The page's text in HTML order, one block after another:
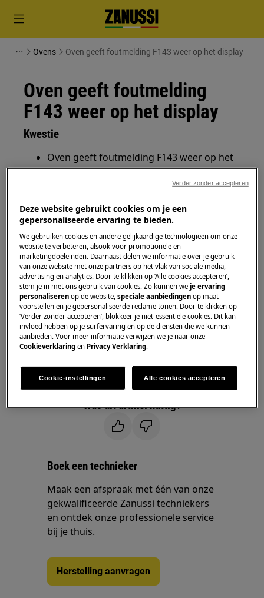
Ovens Oven geeft foutmelding F143 weer op het display
Oven geeft foutmelding
F143 weer op het display
Kwestie
Oven geeft foutmelding F143 weer op het
display. Dit duidt op een probleem met de
vochtigheidssensor van de oven.
Heeft betrekking op
Stoomoven
Oplossing
Neem contact op met onze servicedienst
voor een afspraak.
Wanneer de bovenstaande suggesties het
probleem niet hebben opgelost, adviseren wij
een bezoek van een technicus aan te vragen.
Was dit artikel nuttig?
Boek een technieker
Maak een afspraak met één van onze
gekwalificeerde Zanussi techniekers
en ontdek onze professionele service
bij je thuis.
Herstelling aanvragen
Deze website gebruikt cookies om je een
gepersonaliseerde ervaring te bieden.
We gebruiken cookies en andere gelijkaardige technologieën om onze
website te verbeteren, alsook voor promotionele en
marketingdoeleinden. Daarnaast delen we informatie over je gebruik
van onze website met onze partners op het vlak van sociale media,
advertising en analytics. Door te klikken op ‘Alle cookies accepteren’,
stem je in met ons gebruik van cookies. Zo kunnen weje ervaring
personaliseren op de website,speciale aanbiedingen op maat
voorstellen en je gepersonaliseerde reclame tonen. Door te klikken op
‘Verder zonder accepteren’, blokkeer je niet-essentiële cookies. Dit kan
invloed hebben op je surfervaring en op de diensten die we kunnen
aanbieden. Voor meer informatie verwijzen we je naar onze
Cookieverklaring en Privacy Verklaring.
Cookie-instellingen Alle cookies accepteren
Verder zonder accepteren